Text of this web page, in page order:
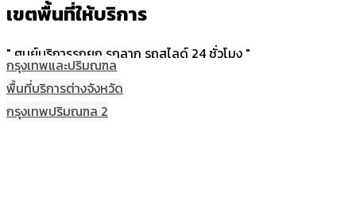
เขตพื้นที่ให้บริการ
" ศูนย์บริการรถยก รถลาก รถสไลด์ 24 ชั่วโมง "
กรุงเทพและปริมณฑล
พื้นที่บริการต่างจังหวัด
กรุงเทพปริมณฑล 2